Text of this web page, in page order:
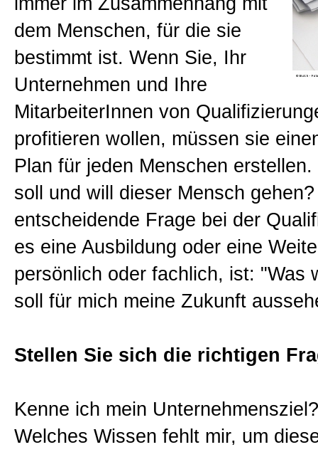
Beratungen
Bücher
Presse-Lounge
Kontakt
Newsletter
Allgemein
dem Menschen, für die sie
bestimmt ist. Wenn Sie, Ihr
Unternehmen und Ihre
MitarbeiterInnen von
profitieren wollen, müssen sie
Plan für jeden Menschen
soll und will dieser Mensch
entscheidende Frage bei der
es eine Ausbildung oder eine
persönlich oder fachlich, ist: "Was
soll für mich meine Zukunft
Stellen Sie sich die richtigen
Kenne ich mein Unternehmensziel?
Welches Wissen fehlt mir, um